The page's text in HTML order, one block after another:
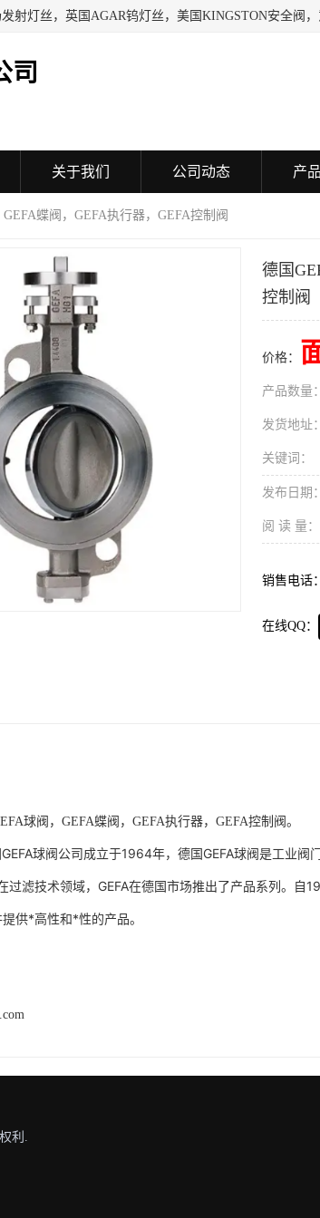
司
关于我们 公司动态 产
蝶阀，GEFA执行器，GEFA控制阀
德国
控制阀
价格：
产品数量：
发货地址：
关键词：
发布日期：
阅 读 量：
销售电话：
在线QQ：
球阀，GEFA蝶阀，GEFA执行器，GEFA控制阀。
球阀公司成立于1964年，德国GEFA球阀是工业阀
过滤技术领域，GEFA在德国市场推出了产品系列。自
供*高性和*性的产品。
利.